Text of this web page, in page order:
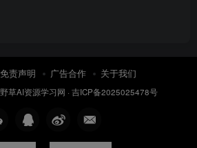
免责声明 广告合作 关于我们
野草AI资源学习网 · 吉ICP备2025025478号